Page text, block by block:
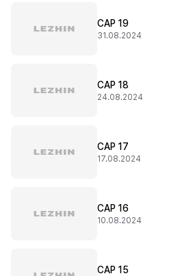
CAP 19
31.08.2024
CAP 18
24.08.2024
CAP 17
17.08.2024
CAP 16
10.08.2024
CAP 15